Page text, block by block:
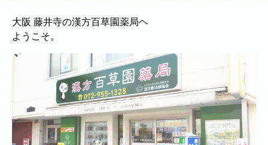
大阪 藤井寺の漢方百草園薬局ヘ
ようこそ。